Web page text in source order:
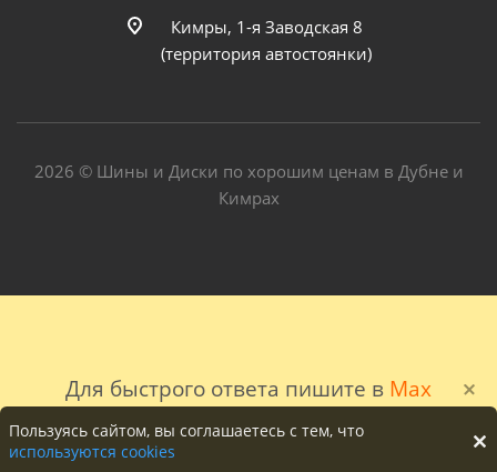
Для быстрого ответа пишите в Max
Кимры, 1-я Заводская 8
(территория автостоянки)
2026 © Шины и Диски по хорошим ценам в Дубне и
Кимрах
Пользуясь сайтом, вы соглашаетесь с тем, что
используются cookies